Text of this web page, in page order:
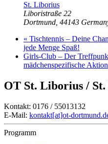
St. Liborius
Liboristraße 22
Dortmund 44143
« Tischtennis – Deine
jede Menge Spaß!
Girls-Club – Der
mädchenspezifische
OT St. Liborius /
Kontakt: 0176 / 55013132
E-Mail: kontakt[at]ot-
Programm